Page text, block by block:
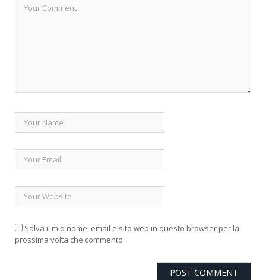
Salva il mio nome, email e sito web in questo browser per la
prossima volta che commento.